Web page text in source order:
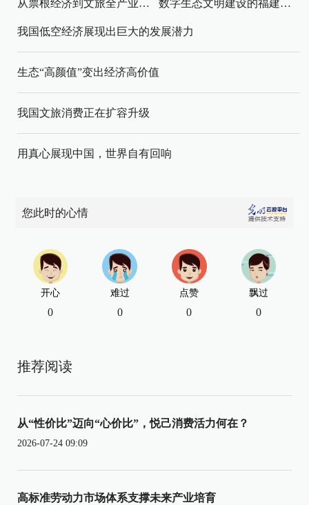
从票根经济到文旅全产业链升级 数字生态文明建设的福建路径与启示
我国低空经济展现出巨大的发展潜力
生态“高颜值”变出经济高价值
我国文旅消费正在扩容升级
用真心展现中国，世界自有回响
您此时的心情
开心
0
难过
0
点赞
0
飘过
0
推荐阅读
从“性价比”迈向“心价比”，悦己消费活力何在？
2026-07-24 09:09
高标准劳动力市场体系支撑未来产业培育